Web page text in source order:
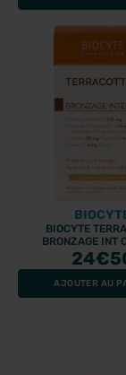
BIOCYTE
BRONZAGE INT
24
AJOUTER AU